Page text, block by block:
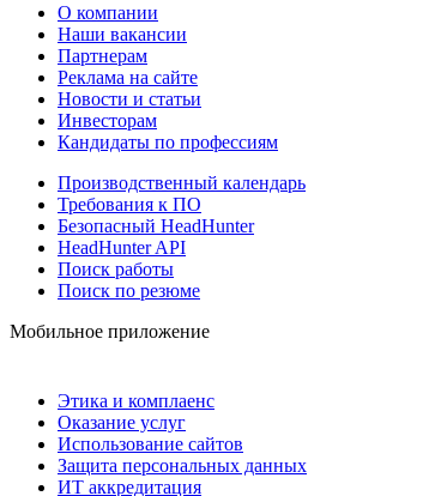
О компании
Наши вакансии
Партнерам
Реклама на сайте
Новости и статьи
Инвесторам
Кандидаты по профессиям
Производственный календарь
Требования к ПО
Безопасный HeadHunter
HeadHunter API
Поиск работы
Поиск по резюме
Мобильное приложение
Этика и комплаенс
Оказание услуг
Использование сайтов
Защита персональных данных
ИТ аккредитация